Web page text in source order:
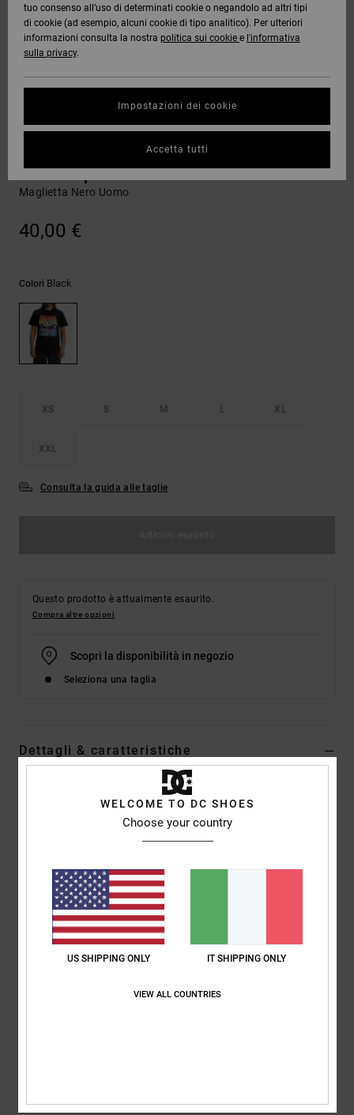
Tutto
Onyx
Fuego
Stivali da
Tutto
Capispalla
Shorts
Boardshorts
Jeans,
Pantaloni
Tutto
Berretti
Accessori
Guarda
Guarda
Tutto
OFFERTE
Capispalla
T-shirt
Camicie e
polo
Felpe
Quiksilver
Freedom
Guida alle
Avvia una
CARTA
94 Champs
Maglietta Nero Uomo
40,00 €
Colori Black
XS S M L XL
XXL
Consulta la guida alle taglie
Questo prodotto è attualmente esaurito.
Compra altre opzioni
Scopri la disponibilità in negozio
Seleziona una taglia
Dettagli & caratteristiche
Collezione:collezione Capsule
Tessuto:pesante tessuto in jersey di cotone [260 g/m2]
Vestibilità:vestibilità standard
Collo:Girocollo
Marcatura:stampa sul petto
Etichetta verticale sovrapposta sull'orlo
WELCOME TO DC SHOES
Choose your country
US SHIPPING ONLY IT SHIPPING ONLY
VIEW ALL COUNTRIES
tuo consenso all’uso di determinati cookie o negandolo ad altri tipi
di cookie (ad esempio, alcuni cookie di tipo analitico). Per ulteriori
informazioni consulta la nostra politica sui cookie e l'informativa
sulla privacy.
Impostazioni dei cookie
Accetta tutti